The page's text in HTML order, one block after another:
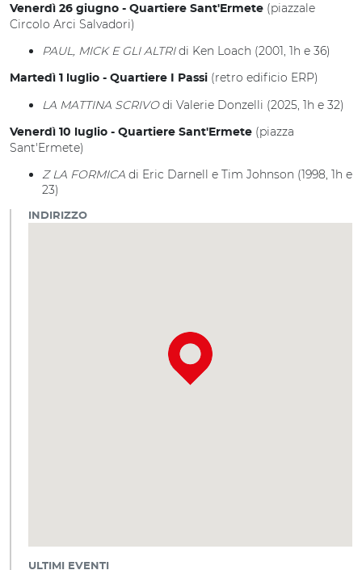
Venerdì 26 giugno - Quartiere Sant'Ermete (piazzale
Circolo Arci Salvadori)
PAUL, MICK E GLI ALTRIdi Ken Loach (2001, 1h e 36)
Martedì 1 luglio - Quartiere I Passi (retro edificio ERP)
LA MATTINA SCRIVOdi Valerie Donzelli (2025, 1h e 32)
Venerdì 10 luglio - Quartiere Sant'Ermete (piazza
Sant'Ermete)
Z LA FORMICA di Eric Darnell e Tim Johnson (1998, 1h e
23)
INDIRIZZO
ULTIMI EVENTI